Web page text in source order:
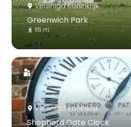
Verenigd Koninkrijk
Greenwich Park
116 m
Verenigd Koninkrijk
Shepherd Gate Clock